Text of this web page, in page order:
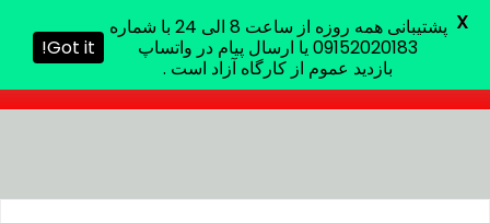
ارسال پیام در واتساپ بازدید عموم از کارگاه آزاد است .
پشتیبانی همه روزه از ساعت 8 الی 24 با شماره
09152020183 یا ارسال پیام در واتساپ
بازدید عموم از کارگاه آزاد است .
Got it!
X